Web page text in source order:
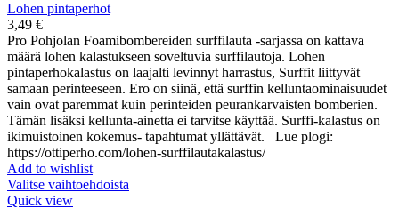
Lohen pintaperhot
3,49 €
Pro Pohjolan Foamibombereiden surffilauta -sarjassa on kattava
määrä lohen kalastukseen soveltuvia surffilautoja. Lohen
pintaperhokalastus on laajalti levinnyt harrastus, Surffit liittyvät
samaan perinteeseen. Ero on siinä, että surffin kelluntaominaisuudet
vain ovat paremmat kuin perinteiden peurankarvaisten bomberien.
Tämän lisäksi kellunta-ainetta ei tarvitse käyttää. Surffi-kalastus on
ikimuistoinen kokemus- tapahtumat yllättävät. Lue plogi:
https://ottiperho.com/lohen-surffilautakalastus/
Add to wishlist
Valitse vaihtoehdoista
Quick view